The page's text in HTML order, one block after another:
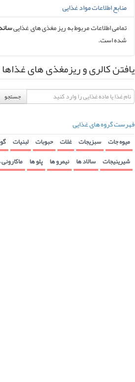
منابع اطلاعات مواد غذایی
تمامی اطلاعات مربوط به ریز مغذی های غذایی
شده است.
یافتن کالری و ریزمغذی های غذاها
جستجو
فهرست گروه های غذایی
میوه جات سبزیجات غلات حبوبات لبنیات
شیرینیجات سالاد ها نیمرو ها پلو ها